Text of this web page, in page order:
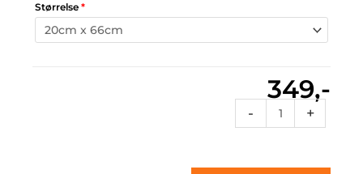
Størrelse *
349,-
-
54b
antall
+